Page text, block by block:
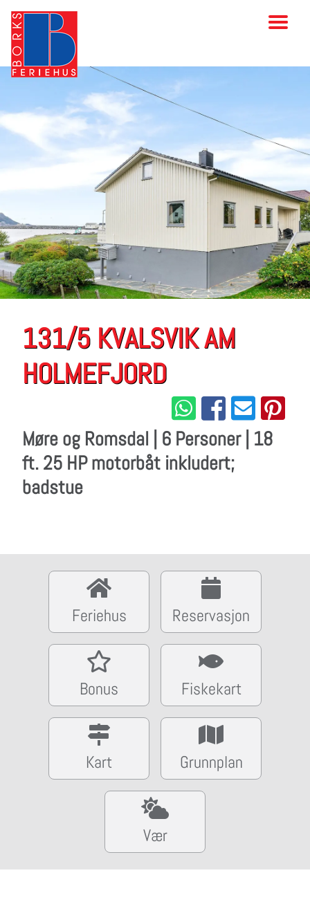
131/5 KVALSVIK AM
HOLMEFJORD
Møre og Romsdal | 6 Personer | 18
ft. 25 HP motorbåt inkludert;
badstue
Feriehus Reservasjon
Bonus Fiskekart
Kart Grunnplan
Vær